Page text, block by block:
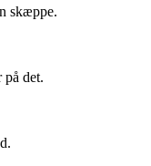
skæppe.
på det.